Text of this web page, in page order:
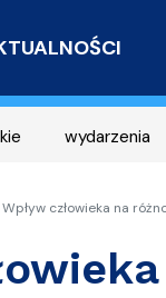
wydarzenia
Wpływ człowieka na